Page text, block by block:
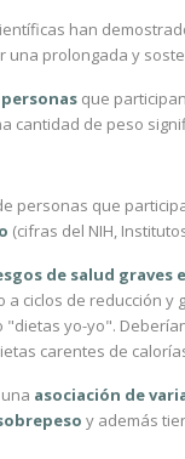
han
una prolongada y
personas que
cantidad de peso
personas que
(cifras del NIH,
de salud graves
a ciclos de reducción
"dietas yo-yo".
carentes de
asociación de
y además